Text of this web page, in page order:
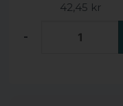
42,45 kr
-